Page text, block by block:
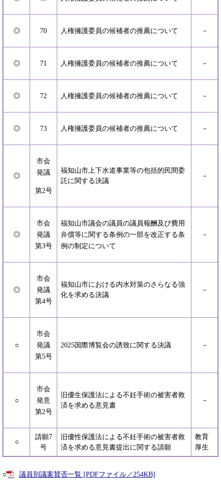
◎ 70 人権擁護委員の候補者の推薦について －
◎ 71 人権擁護委員の候補者の推薦について －
◎ 72 人権擁護委員の候補者の推薦について －
◎ 73 人権擁護委員の候補者の推薦について －
◎
市会
発議
第2号
福知山市上下水道事業等の包括的民間委
託に関する決議
－
◎
市会
発議
第3号
福知山市議会の議員の議員報酬及び費用
弁償等に関する条例の一部を改正する条
例の制定について
－
◎
市会
発議
第4号
福知山市における内水対策のさらなる強
化を求める決議
－
○
市会
発議
第5号
2025国際博覧会の誘致に関する決議 －
○
市会
発意
第2号
旧優生保護法による不妊手術の被害者救
済を求める意見書
－
○
請願7
号
旧優性保護法による不妊手術の被害者救
済を求める意見書提出に関する請願
教育
厚生
○ 議員別議案賛否一覧 [PDFファイル／254KB]